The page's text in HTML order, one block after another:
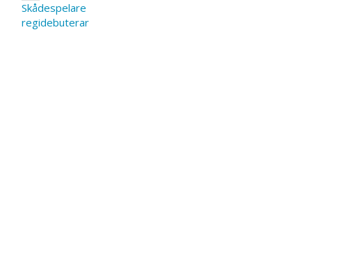
Skådespelare
regidebuterar